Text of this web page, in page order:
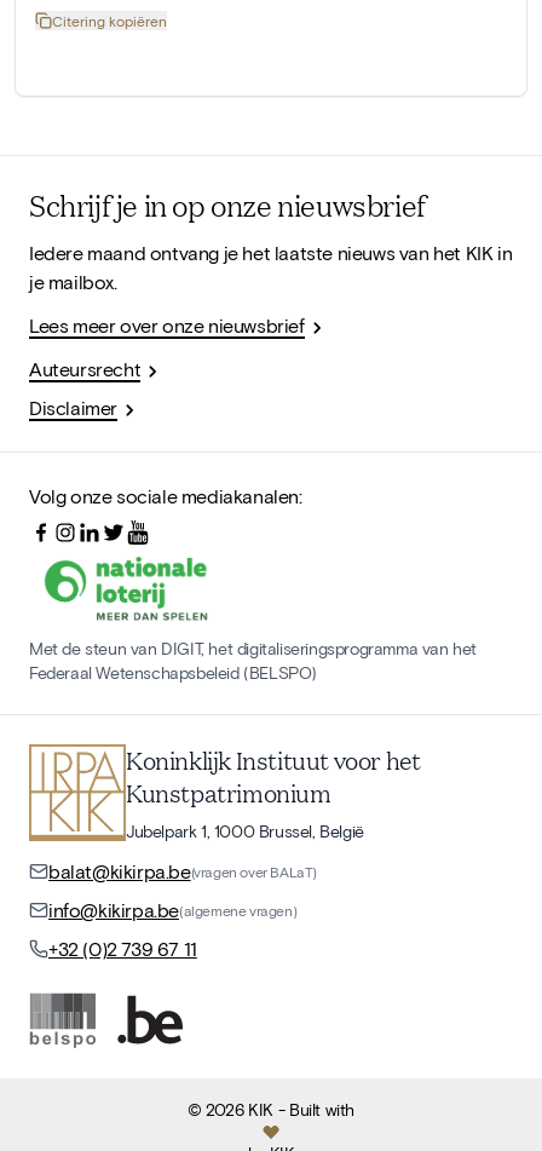
Citering kopiëren
Schrijf je in op onze nieuwsbrief
Iedere maand ontvang je het laatste nieuws van het KIK in
je mailbox.
Lees meer over onze nieuwsbrief
Auteursrecht
Disclaimer
Volg onze sociale mediakanalen:
Met de steun van DIGIT, het digitaliseringsprogramma van het
Federaal Wetenschapsbeleid (BELSPO)
Koninklijk Instituut voor het
Kunstpatrimonium
Jubelpark 1, 1000 Brussel, België
balat@kikirpa.be(vragen over BALaT)
info@kikirpa.be(algemene vragen)
+32 (0)2 739 67 11
©2026 KIK - Built with